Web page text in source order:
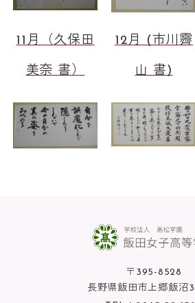
11月（久保田
美奈 書）
12月 (市川霽
山 書)
〒395-8528
長野県飯田市上郷飯沼